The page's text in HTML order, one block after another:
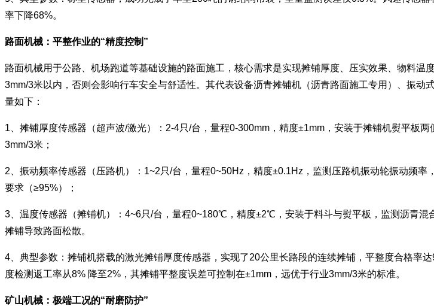
率下降68%。
路面机械：平整作业的“精度控制”
路面机械用于公路、机场跑道等基础设施的路面施工，核心需求是实现摊铺厚度、压实效果、物料
3mm/3米以内，否则会影响行车安全与舒适性。其代表设备沥青摊铺机（沥青路面施工专用）、振
量如下：
1、摊铺厚度传感器（超声波/激光）：2-4只/台，量程0-300mm，精度±1mm，安装于摊铺机熨平板
3mm/3米；
2、振动频率传感器（压路机）：1~2只/台，量程0~50Hz，精度±0.1Hz，监测压路机振动轮振动频
要求（≥95%）；
3、温度传感器（摊铺机）：4~6只/台，量程0~180℃，精度±2℃，安装于料斗与熨平板，监测沥青
摊铺导致路面松散。
4、典型参数：摊铺机搭载的激光摊铺厚度传感器，实现了20公里长路段的连续摊铺，平整度合格率
度检测返工率从8% 降至2%，其摊铺平整度误差可控制在±1mm，远优于行业3mm/3米的标准。
矿山机械：极端工况的“耐磨防护”